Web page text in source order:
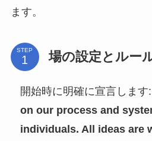
ます。
STEP 場の設定とルー
開始時に明確に宣言します:
on our process and
individuals. All ideas are